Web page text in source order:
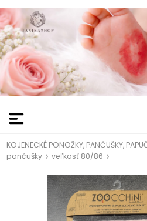
KOJENECKÉ PONOŽKY, PANČUŠKY,
pančušky
veľkosť 80/86